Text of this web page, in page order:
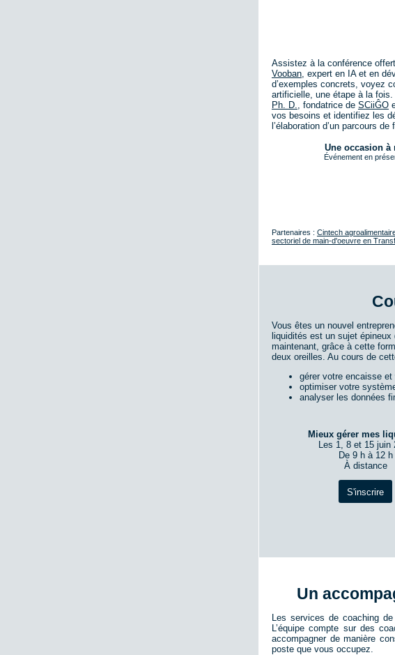
Assistez à la conférence
Vooban, expert en IA et en
d’exemples concrets, voyez
artificielle, une étape à la
Ph. D., fondatrice de SCiiĜO
vos besoins et identifiez les
l’élaboration d’un parcours
Une occasion à
Événement en
Partenaires : Cintech
sectoriel de main-d'oeuvre en
Vous êtes un nouvel
liquidités est un sujet
maintenant, grâce à cette
deux oreilles. Au cours de
gérer votre encaisse
optimiser votre
analyser les données
Mieux gérer mes
Les 1, 8 et 15 juin
De 9 h à 12 h
À distance
S'inscrire
Un
Les services de coaching
L’équipe compte sur des
accompagner de manière
poste que vous occupez.